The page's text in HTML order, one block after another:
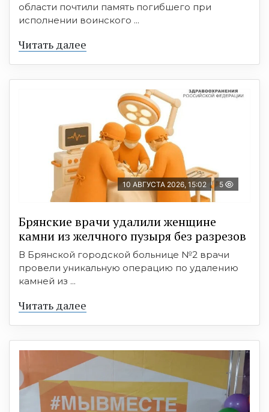
области почтили память погибшего при
исполнении воинского ...
Читать далее
10 АВГУСТА 2026, 15:02 5
Брянские врачи удалили женщине
камни из желчного пузыря без разрезов
В Брянской городской больнице №2 врачи
провели уникальную операцию по удалению
камней из ...
Читать далее